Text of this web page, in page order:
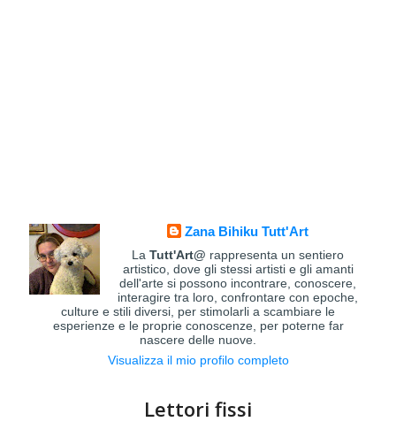
Zana Bihiku Tutt'Art
LaTutt'Art@ rappresenta un sentiero
artistico, dove gli stessi artisti e gli amanti
dell'arte si possono incontrare, conoscere,
interagire tra loro, confrontare con epoche,
culture e stili diversi, per stimolarli a scambiare le
esperienze e le proprie conoscenze, per poterne far
nascere delle nuove.
Visualizza il mio profilo completo
Lettori fissi